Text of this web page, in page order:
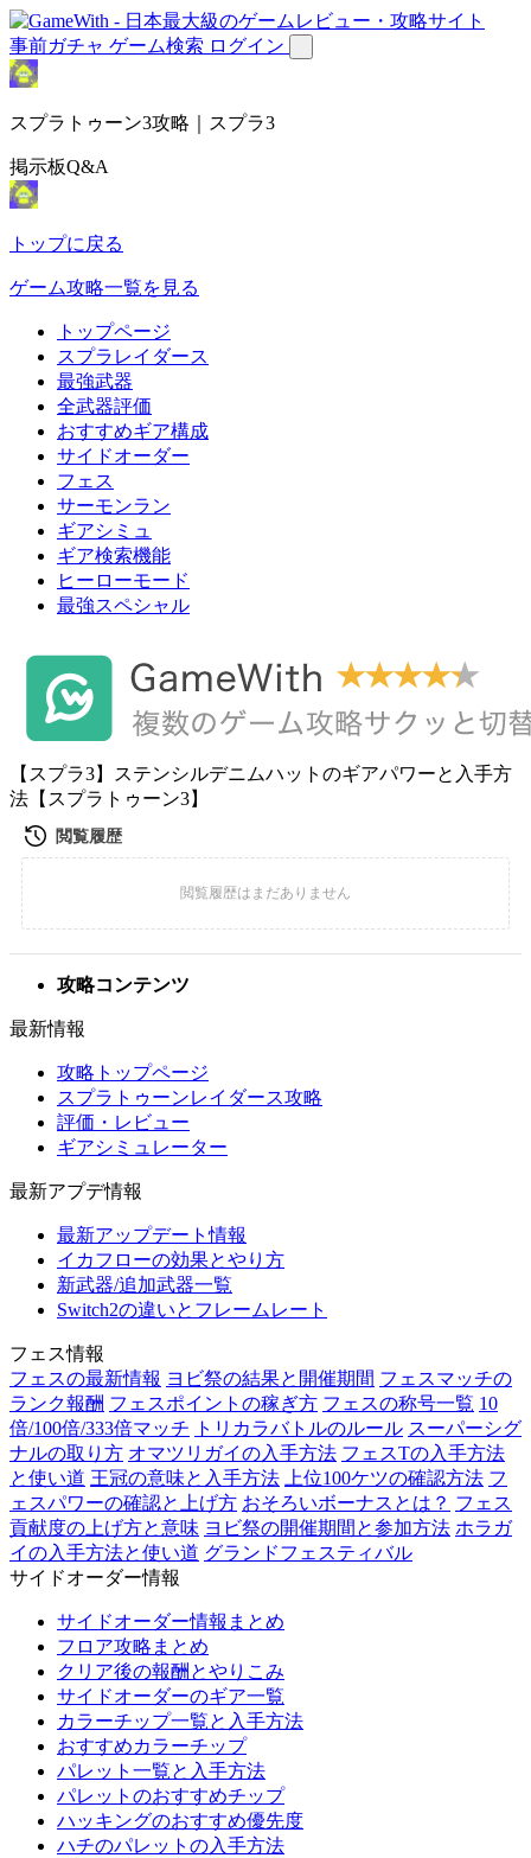
事前ガチャ ゲーム検索 ログイン
スプラトゥーン3攻略｜スプラ3
掲示板Q&A
トップに戻る
ゲーム攻略一覧を見る
トップページ
スプラレイダース
最強武器
全武器評価
おすすめギア構成
サイドオーダー
フェス
サーモンラン
ギアシミュ
ギア検索機能
ヒーローモード
最強スペシャル
【スプラ3】ステンシルデニムハットのギアパワーと入手方
法【スプラトゥーン3】
攻略コンテンツ
最新情報
攻略トップページ
スプラトゥーンレイダース攻略
評価・レビュー
ギアシミュレーター
最新アプデ情報
最新アップデート情報
イカフローの効果とやり方
新武器/追加武器一覧
Switch2の違いとフレームレート
フェス情報
フェスの最新情報 ヨビ祭の結果と開催期間 フェスマッチの
ランク報酬 フェスポイントの稼ぎ方 フェスの称号一覧 10
倍/100倍/333倍マッチ
トリカラバトルのルール スーパーシグ
ナルの取り方 オマツリガイの入手方法 フェスTの入手方法
と使い道 王冠の意味と入手方法 上位100ケツの確認方法 フ
ェスパワーの確認と上げ方 おそろいボーナスとは？ フェス
貢献度の上げ方と意味 ヨビ祭の開催期間と参加方法 ホラガ
イの入手方法と使い道 グランドフェスティバル
サイドオーダー情報
サイドオーダー情報まとめ
フロア攻略まとめ
クリア後の報酬とやりこみ
サイドオーダーのギア一覧
カラーチップ一覧と入手方法
おすすめカラーチップ
パレット一覧と入手方法
パレットのおすすめチップ
ハッキングのおすすめ優先度
ハチのパレットの入手方法